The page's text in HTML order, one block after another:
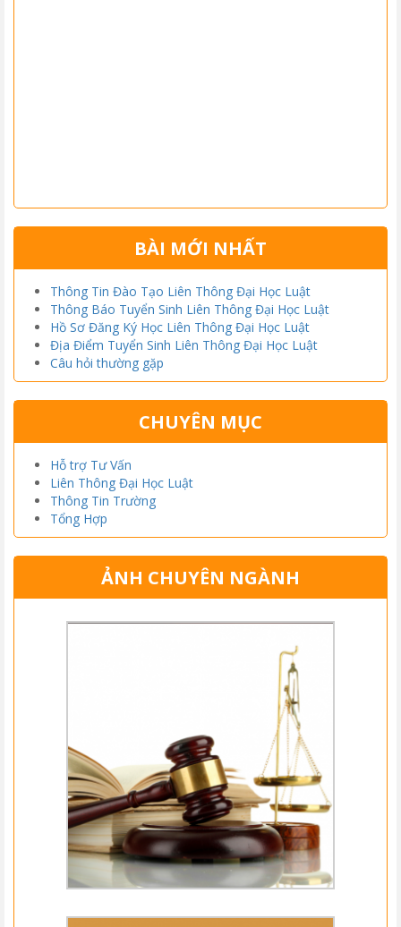
BÀI MỚI NHẤT
Thông Tin Đào Tạo Liên Thông Đại Học Luật
Thông Báo Tuyển Sinh Liên Thông Đại Học Luật
Hồ Sơ Đăng Ký Học Liên Thông Đại Học Luật
Địa Điểm Tuyển Sinh Liên Thông Đại Học Luật
Câu hỏi thường gặp
CHUYÊN MỤC
Hỗ trợ Tư Vấn
Liên Thông Đại Học Luật
Thông Tin Trường
Tổng Hợp
ẢNH CHUYÊN NGÀNH